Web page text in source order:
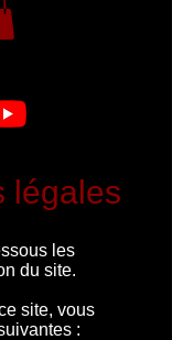
légales
les
du site.
site, vous
: